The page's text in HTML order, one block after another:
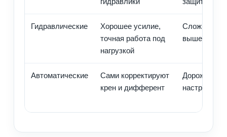
Гидравлические
Хорошее усилие,
точная работа под
нагрузкой
Сложнее
выше цена
Автоматические
Сами корректируют
крен и дифферент
Дороже,
настройки